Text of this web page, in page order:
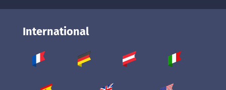
International